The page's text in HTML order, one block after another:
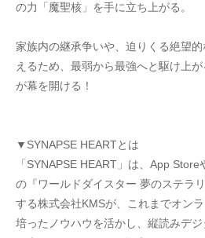
の力「魔聖核」を手に立ち上がる。
家族内の継承争いや、迫りくる絶望
えるため、最弱から最強へと駆け上
が幕を開ける！
▼SYNAPSE HEARTとは
「SYNAPSE HEART」は、App
の『ワールドダイスター 夢のステラ
する株式会社KMSが、これまでオン
培ったノウハウを活かし、縦読みデ